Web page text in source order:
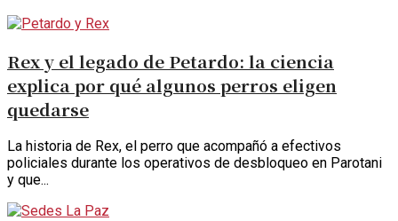
Rex y el legado de Petardo: la ciencia
explica por qué algunos perros eligen
quedarse
La historia de Rex, el perro que acompañó a efectivos
policiales durante los operativos de desbloqueo en Parotani
y que...